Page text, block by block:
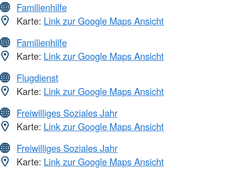
Familienhilfe
Karte: Link zur Google Maps Ansicht
Familienhilfe
Karte: Link zur Google Maps Ansicht
Flugdienst
Karte: Link zur Google Maps Ansicht
Freiwilliges Soziales Jahr
Karte: Link zur Google Maps Ansicht
Freiwilliges Soziales Jahr
Karte: Link zur Google Maps Ansicht